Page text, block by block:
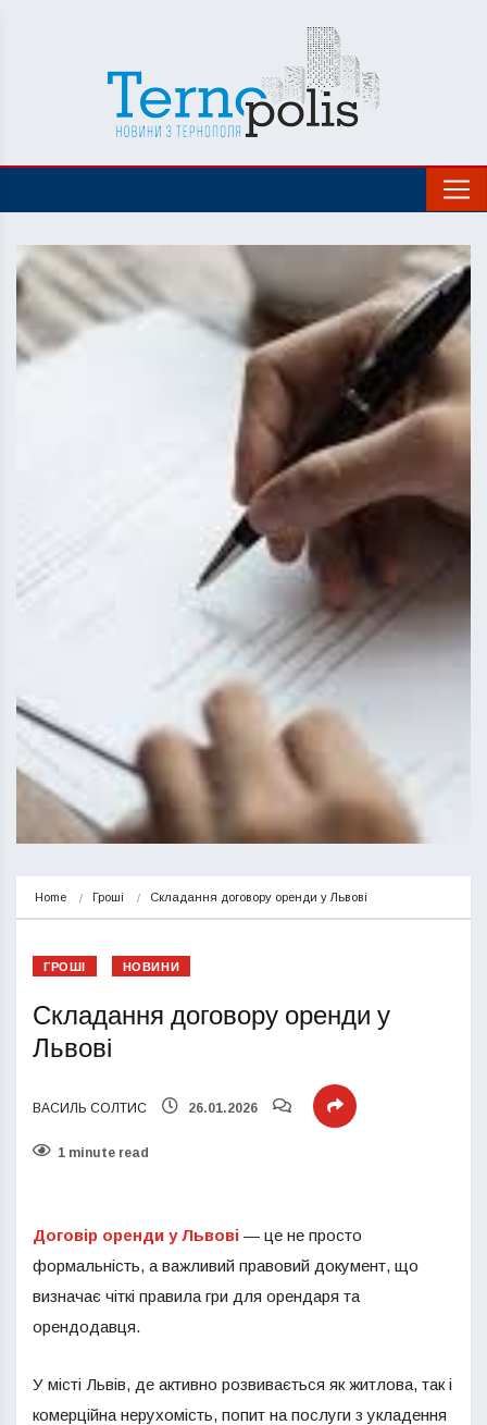
Home Гроші Складання договору оренди у Львові
ГРОШІ НОВИНИ
Складання договору оренди у
Львові
ВАСИЛЬ СОЛТИС 26.01.2026
1 minute read
Договір оренди у Львові — це не просто
формальність, а важливий правовий документ, що
визначає чіткі правила гри для орендаря та
орендодавця.
У місті Львів, де активно розвивається як житлова, так і
комерційна нерухомість, попит на послуги з укладення